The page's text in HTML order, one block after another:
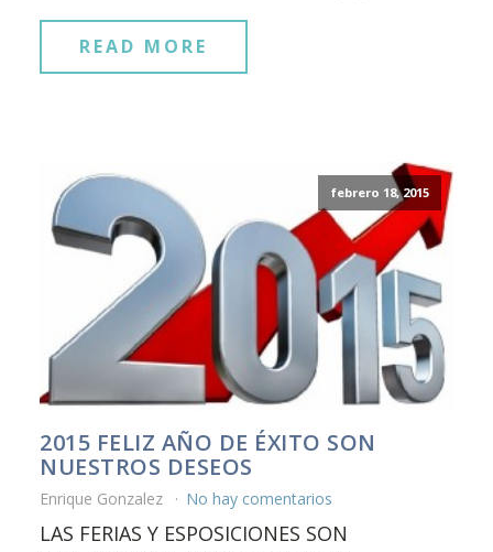
READ MORE
febrero 18, 2015
2015 FELIZ AÑO DE ÉXITO SON
NUESTROS DESEOS
Enrique Gonzalez No hay comentarios
LAS FERIAS Y ESPOSICIONES SON